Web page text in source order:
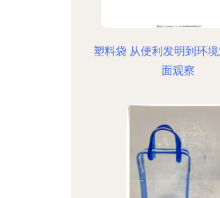
塑料袋 从便利发明到环
面观察